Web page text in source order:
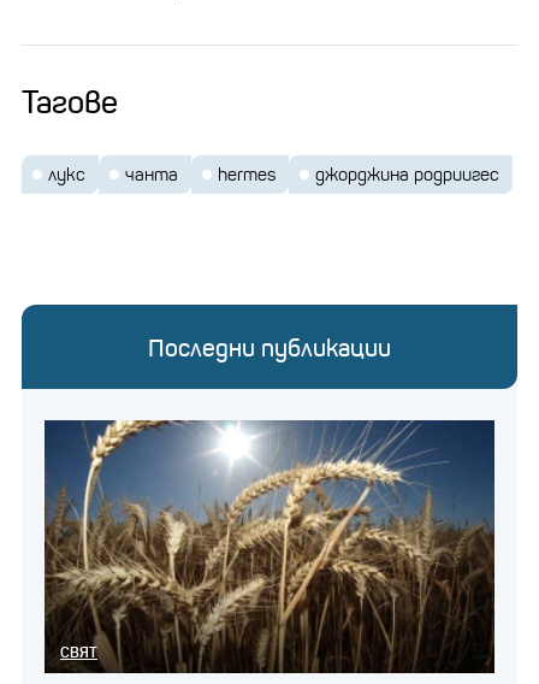
Тагове
лукс чанта hermes джорджина родриигес
Последни публикации
СВЯТ